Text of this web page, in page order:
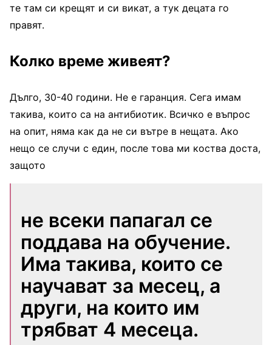
те там си крещят и си викат, а тук децата го
правят.
Колко време живеят?
Дълго, 30-40 години. Не е гаранция. Сега имам
такива, които са на антибиотик. Всичко е въпрос
на опит, няма как да не си вътре в нещата. Ако
нещо се случи с един, после това ми коства доста,
защото
не всеки папагал се
поддава на обучение.
Има такива, които се
научават за месец, а
други, на които им
трябват 4 месеца.